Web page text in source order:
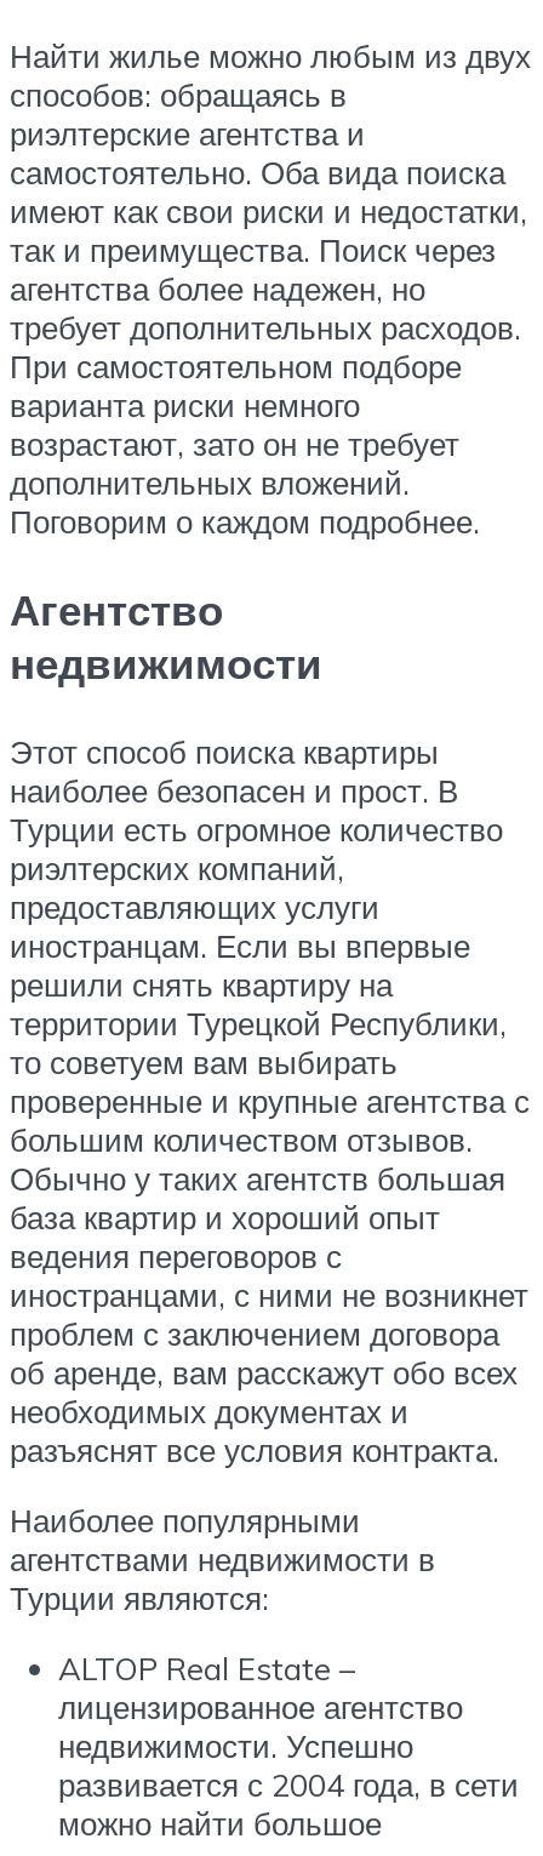
Найти жилье можно любым из двух
способов: обращаясь в
риэлтерские агентства и
самостоятельно. Оба вида поиска
имеют как свои риски и недостатки,
так и преимущества. Поиск через
агентства более надежен, но
требует дополнительных расходов.
При самостоятельном подборе
варианта риски немного
возрастают, зато он не требует
дополнительных вложений.
Поговорим о каждом подробнее.
Агентство
недвижимости
Этот способ поиска квартиры
наиболее безопасен и прост. В
Турции есть огромное количество
риэлтерских компаний,
предоставляющих услуги
иностранцам. Если вы впервые
решили снять квартиру на
территории Турецкой Республики,
то советуем вам выбирать
проверенные и крупные агентства с
большим количеством отзывов.
Обычно у таких агентств большая
база квартир и хороший опыт
ведения переговоров с
иностранцами, с ними не возникнет
проблем с заключением договора
об аренде, вам расскажут обо всех
необходимых документах и
разъяснят все условия контракта.
Наиболее популярными
агентствами недвижимости в
Турции являются:
ALTOP Real Estate –
лицензированное агентство
недвижимости. Успешно
развивается с 2004 года, в сети
можно найти большое